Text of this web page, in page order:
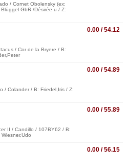
/ Cornet Obolensky (ex:
GbR /Désirée u / Z:
0.00 / 54.12
/ Cor de la Bryere / B:
0.00 / 54.89
/ Colander / B: Friedel,Iris / Z:
0.00 / 55.89
II / Candillo / 107BY62 / B:
0.00 / 56.15